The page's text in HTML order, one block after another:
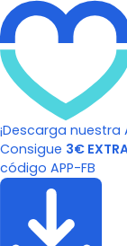
¡Descarga nuestra
Consigue 3€
código APP-FB